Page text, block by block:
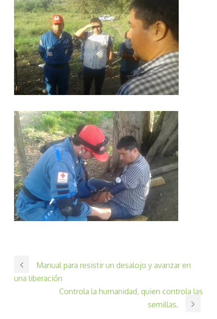
Manual para resistir un desalojo y avanzar en
una liberación
Controla la humanidad, quien controla las
semillas.